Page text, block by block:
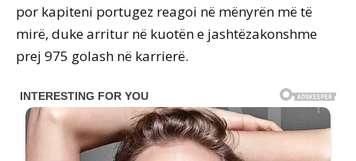
por kapiteni portugez reagoi në mënyrën më të
mirë, duke arritur në kuotën e jashtëzakonshme
prej 975 golash në karrierë.